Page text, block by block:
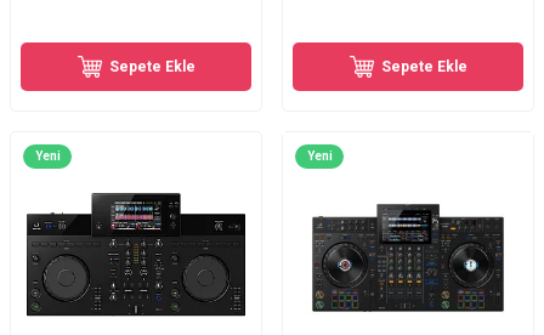
Sepete Ekle Sepete Ekle
Yeni Yeni